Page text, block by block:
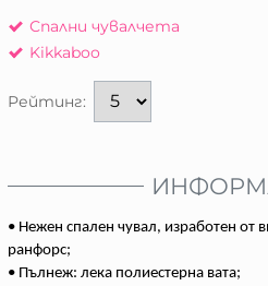
Спални чувалчета
Kikkaboo
Рейтинг:
• Нежен спален чувал, изработен от
ранфорс;
• Пълнеж: лека полиестерна вата;